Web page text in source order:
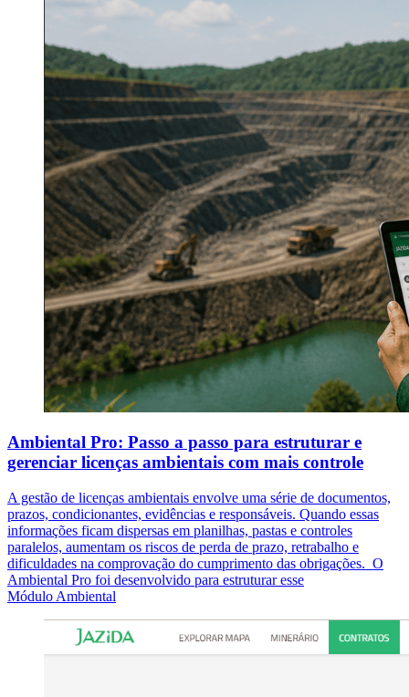
Ambiental Pro: Passo a passo para estruturar e
gerenciar licenças ambientais com mais controle
A gestão de licenças ambientais envolve uma série de documentos,
prazos, condicionantes, evidências e responsáveis. Quando essas
informações ficam dispersas em planilhas, pastas e controles
paralelos, aumentam os riscos de perda de prazo, retrabalho e
dificuldades na comprovação do cumprimento das obrigações. O
Ambiental Pro foi desenvolvido para estruturar esse
Módulo Ambiental